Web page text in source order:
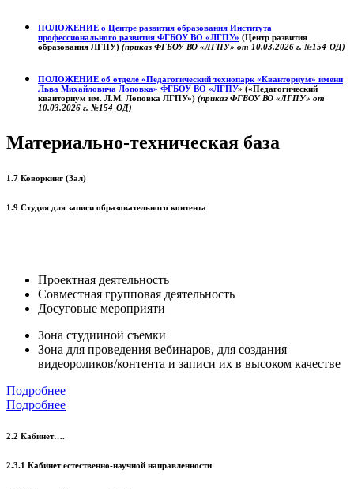
ПОЛОЖЕНИЕ о Центре развития образования Института
профессионального развития ФГБОУ ВО «ЛГПУ» (Центр развития
образования ЛГПУ) (приказ ФГБОУ ВО «ЛГПУ» от 10.03.2026 г. №154-ОД)
ПОЛОЖЕНИЕ об отделе «Педагогический технопарк «Кванториум» имени
Льва Михайловича Лоповка» ФГБОУ ВО «ЛГПУ» («Педагогический
кванториум им. Л.М. Лоповка ЛГПУ») (приказ ФГБОУ ВО «ЛГПУ» от
10.03.2026 г. №154-ОД)
Материально-техническая база
1.7 Коворкинг (Зал)
1.9 Студия для записи образовательного контента
Проектная деятельность
Совместная групповая деятельность
Досуговые мероприяти
Зона студииной съемки
Зона для проведения вебинаров, для создания
видеороликов/контента и записи их в высоком качестве
Подробнее
Подробнее
2.2 Кабинет….
2.3.1 Кабинет естественно-научной направленности